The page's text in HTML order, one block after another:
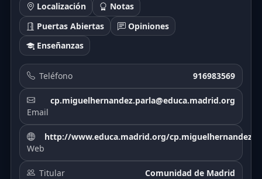
Localización
Notas
Puertas Abiertas
Opiniones
Enseñanzas
Teléfono 916983569
Email
cp.miguelhernandez.parla@educa.madrid.org
Web
http://www.educa.madrid.org/
Titular Comunidad de Madrid